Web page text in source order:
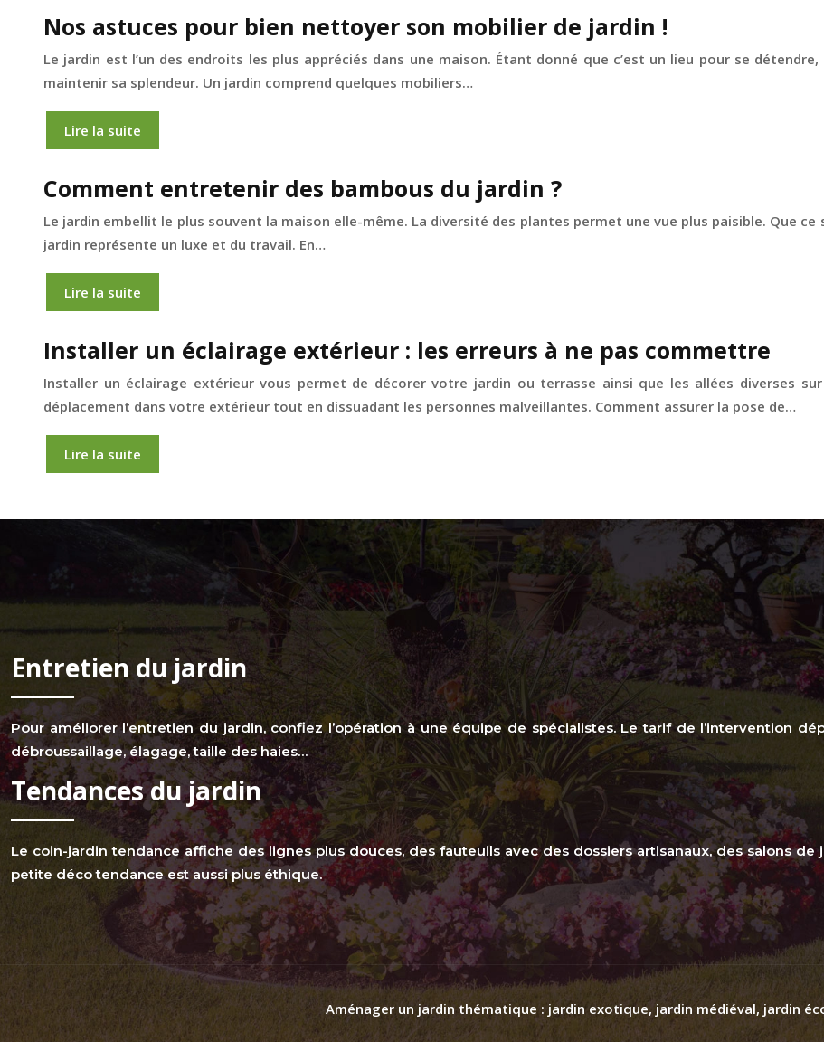
Nos astuces pour bien nettoyer son mobilier de jardin !
Le jardin est l’un des endroits les plus appréciés dans une maison. Étant donné que c’est un lieu pour se
maintenir sa splendeur. Un jardin comprend quelques mobiliers…
Lire la suite
Comment entretenir des bambous du jardin ?
Le jardin embellit le plus souvent la maison elle-même. La diversité des plantes permet une vue plus paisible. Que
jardin représente un luxe et du travail. En…
Lire la suite
Installer un éclairage extérieur : les erreurs à ne pas commettre
Installer un éclairage extérieur vous permet de décorer votre jardin ou terrasse ainsi que les allées diverses
déplacement dans votre extérieur tout en dissuadant les personnes malveillantes. Comment assurer la pose de…
Lire la suite
Entretien du jardin
Pour améliorer l’entretien du jardin, confiez l’opération à une équipe de spécialistes. Le tarif de l’intervention
débroussaillage, élagage, taille des haies…
Tendances du jardin
Le coin-jardin tendance affiche des lignes plus douces, des fauteuils avec des dossiers artisanaux, des salons
petite déco tendance est aussi plus éthique.
Aménager un jardin thématique : jardin exotique, jardin médiéval, jardin